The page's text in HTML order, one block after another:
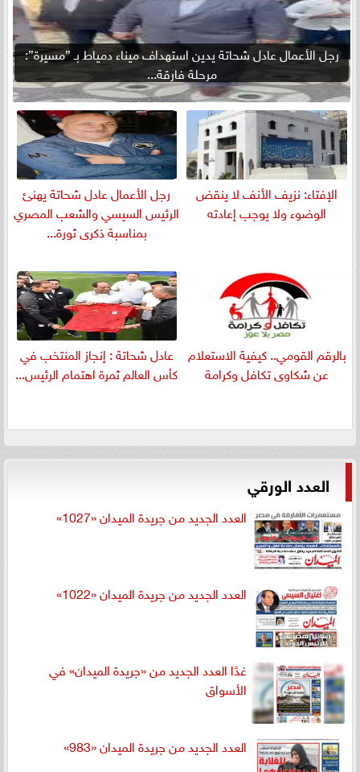
رجل الأعمال عادل شحاتة يدين استهداف ميناء دمياط بـ ”مسيرة”:
مرحلة فارقة...
الإفتاء: نزيف الأنف لا ينقض
الوضوء ولا يوجب إعادته
رجل الأعمال عادل شحاتة يهنئ
الرئيس السيسي والشعب المصري
بمناسبة ذكرى ثورة...
بالرقم القومي.. كيفية الاستعلام
عن شكاوى تكافل وكرامة
عادل شحاتة : إنجاز المنتخب في
كأس العالم ثمرة اهتمام الرئيس...
العدد الورقي
العدد الجديد من جريدة الميدان «1027»
العدد الجديد من جريدة الميدان «1022»
غدًا العدد الجديد من «جريدة الميدان» في
الأسواق
العدد الجديد من جريدة الميدان «983»